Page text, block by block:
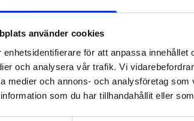
använder cookies
enhetsidentifierare för att anpassa
och analysera vår trafik. Vi
medier och annons- och analysföretag
som du har tillhandahållit eller